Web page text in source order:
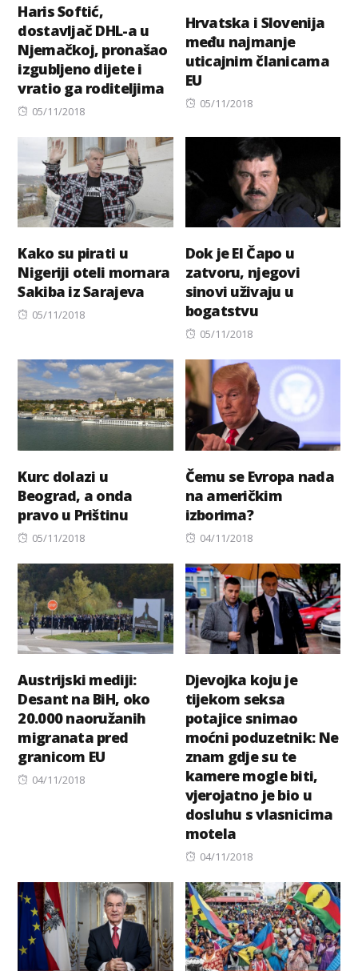
Haris Softić,
dostavljač DHL-a u
Njemačkoj, pronašao
izgubljeno dijete i
vratio ga roditeljima
Posted
05/11/2018
Hrvatska i Slovenija
među najmanje
uticajnim članicama
EU
Posted
05/11/2018
Kako su pirati u
Nigeriji oteli mornara
Sakiba iz Sarajeva
Posted
05/11/2018
Dok je El Čapo u
zatvoru, njegovi
sinovi uživaju u
bogatstvu
Posted
05/11/2018
Kurc dolazi u
Beograd, a onda
pravo u Prištinu
Posted
05/11/2018
Čemu se Evropa nada
na američkim
izborima?
Posted
04/11/2018
Austrijski mediji:
Desant na BiH, oko
20.000 naoružanih
migranata pred
granicom EU
Posted
04/11/2018
Djevojka koju je
tijekom seksa
potajice snimao
moćni poduzetnik: Ne
znam gdje su te
kamere mogle biti,
vjerojatno je bio u
dosluhu s vlasnicima
motela
Posted
04/11/2018